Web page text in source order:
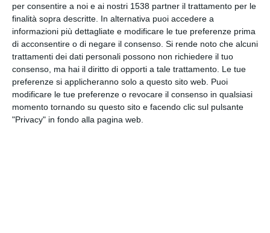
per consentire a noi e ai nostri 1538 partner il trattamento per le
finalità sopra descritte. In alternativa puoi accedere a
informazioni più dettagliate e modificare le tue preferenze prima
di acconsentire o di negare il consenso. Si rende noto che alcuni
trattamenti dei dati personali possono non richiedere il tuo
consenso, ma hai il diritto di opporti a tale trattamento. Le tue
preferenze si applicheranno solo a questo sito web. Puoi
modificare le tue preferenze o revocare il consenso in qualsiasi
momento tornando su questo sito e facendo clic sul pulsante
"Privacy" in fondo alla pagina web.
Una rosa delicata e profumata